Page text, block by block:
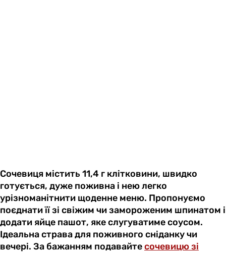
Сочевиця містить 11,4 г клітковини, швидко
готується, дуже поживна і нею легко
урізноманітнити щоденне меню. Пропонуємо
поєднати її зі свіжим чи замороженим шпинатом і
додати яйце пашот, яке слугуватиме соусом.
Ідеальна страва для поживного сніданку чи
вечері. За бажанням подавайтесочевицю зі